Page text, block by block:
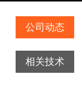
公司动态
相关技术